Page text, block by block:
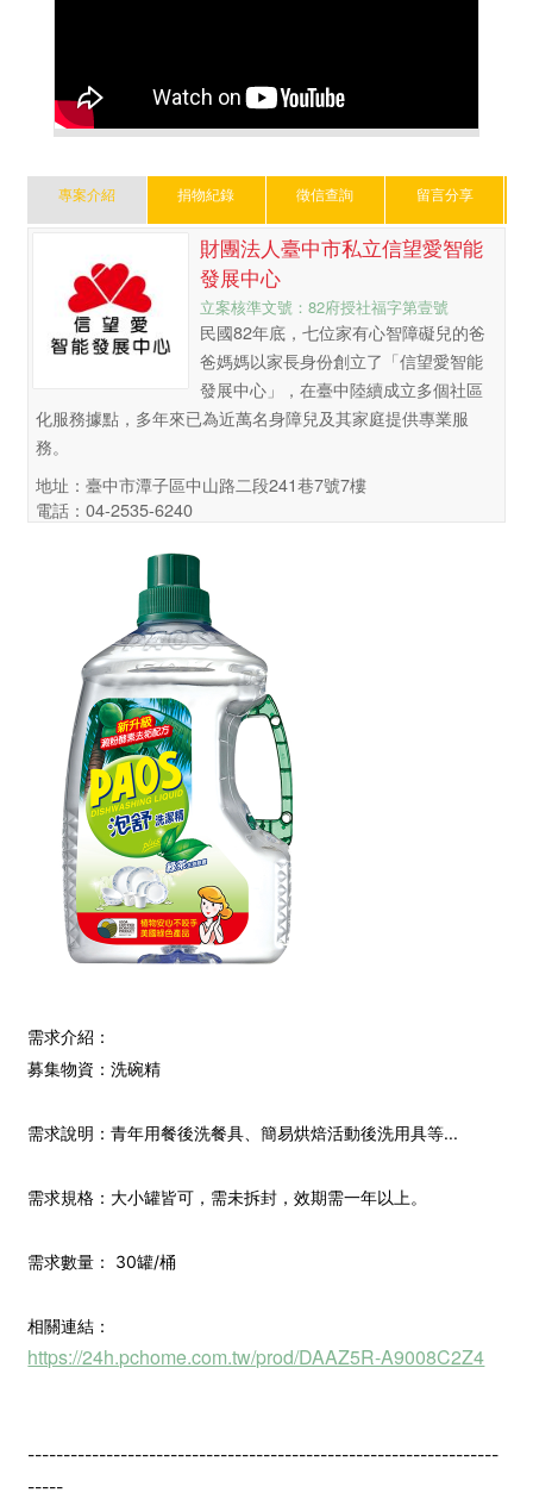
專案介紹 捐物紀錄 徵信查詢 留言分享
財團法人臺中市私立信望愛智能
發展中心
立案核準文號：82府授社福字第壹號
民國82年底，七位家有心智障礙兒的爸
爸媽媽以家長身份創立了「信望愛智能
發展中心」，在臺中陸續成立多個社區
化服務據點，多年來已為近萬名身障兒及其家庭提供專業服
務。
地址：臺中市潭子區中山路二段241巷7號7樓
電話：04-2535-6240
需求介紹：
募集物資：洗碗精
需求說明：青年用餐後洗餐具、簡易烘焙活動後洗用具等...
需求規格：大小罐皆可，需未拆封，效期需一年以上。
需求數量： 30罐/桶
相關連結：
https://24h.pchome.com.tw/prod/DAAZ5R-A9008C2Z4
------------------------------------------------------------------
-----